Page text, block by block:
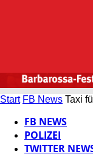
Start FB News Taxi
FB NEWS
POLIZEI
TWITTER